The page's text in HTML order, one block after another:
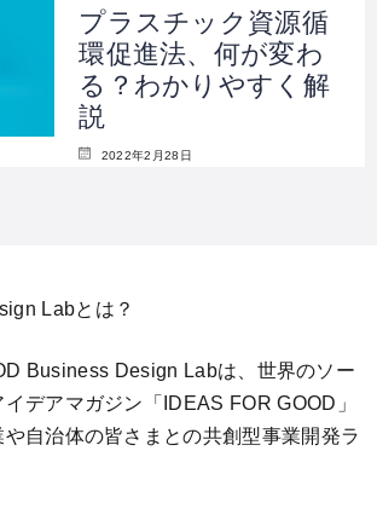
プラスチック資源循
環促進法、何が変わ
る？わかりやすく解
説
2022年2月28日
Labとは？
Business Design Labは、世界のソー
デアマガジン「IDEAS FOR GOOD」
自治体の皆さまとの共創型事業開発ラ